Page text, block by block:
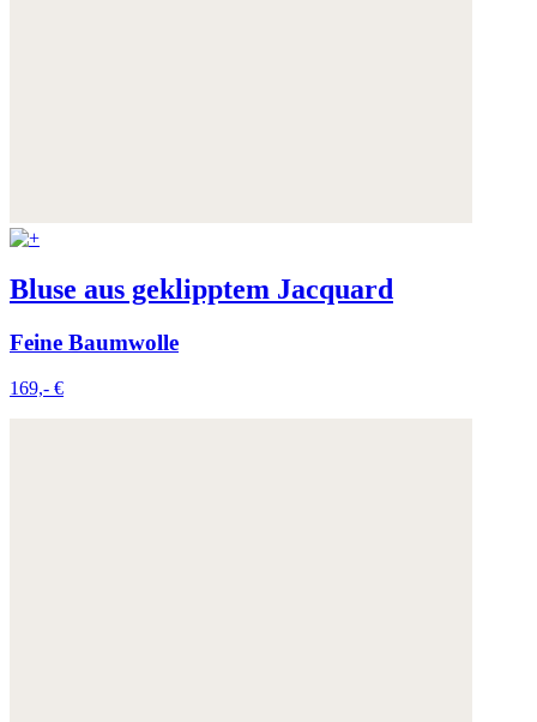
Bluse aus geklipptem Jacquard
Feine Baumwolle
169,- €